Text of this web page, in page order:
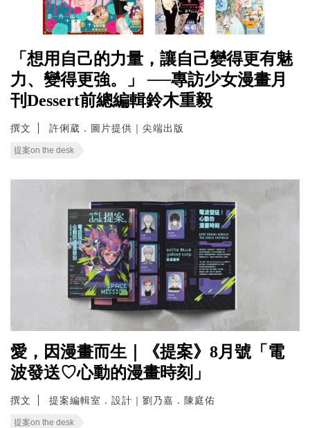
「想用自己的力量，讓自己變得更有魅
力、變得更強。」 ──專訪少女漫畫月
刊Dessert前總編輯鈴木重毅
撰文 許俐葳．圖片提供｜尖端出版
提案on the desk
愛，因漫畫而生｜《提案》8月號「電
波發送♡心動的漫畫時刻」
撰文 提案編輯室．設計｜劉乃嘉．陳庭佑
提案on the desk